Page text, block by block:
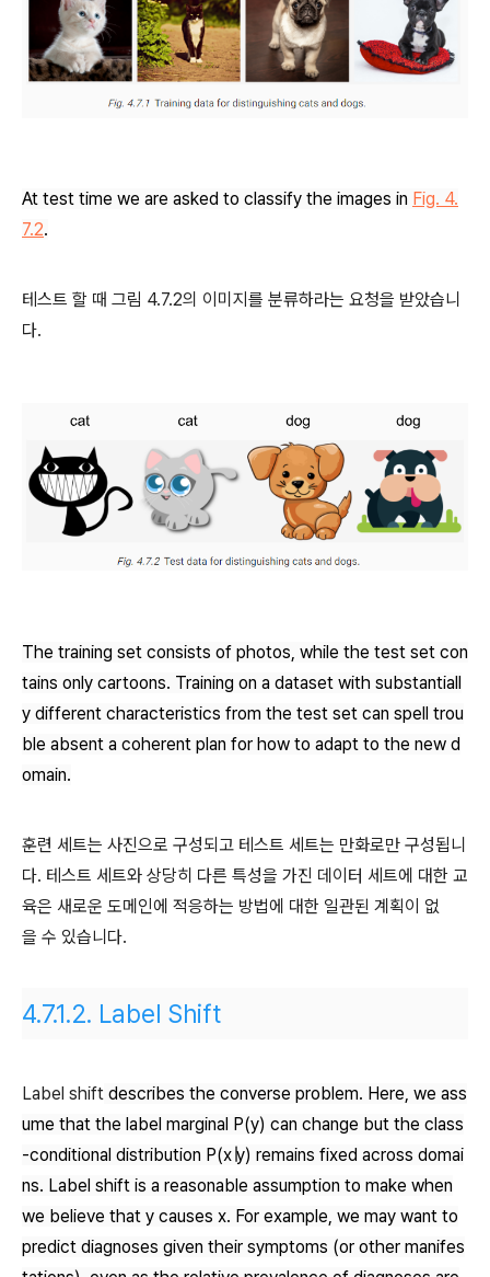
At test time we are asked to classify the images in Fig. 4.
7.2.
테스트 할 때 그림 4.7.2의 이미지를 분류하라는 요청을 받았습니
다.
The training set consists of photos, while the test set con
tains only cartoons. Training on a dataset with substantiall
y different characteristics from the test set can spell trou
ble absent a coherent plan for how to adapt to the new d
omain.
훈련 세트는 사진으로 구성되고 테스트 세트는 만화로만 구성됩니
다. 테스트 세트와 상당히 다른 특성을 가진 데이터 세트에 대한 교
육은 새로운 도메인에 적응하는 방법에 대한 일관된 계획이 없
을 수 있습니다.
4.7.1.2. Label Shift
Label shift describes the converse problem. Here, we ass
ume that the label marginal P(y) can change but the class
-conditional distribution P(x∣y) remains fixed across domai
ns. Label shift is a reasonable assumption to make when
we believe that y causes x. For example, we may want to
predict diagnoses given their symptoms (or other manifes